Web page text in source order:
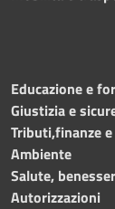
Educazione e
Giustizia e
Tributi,finanze
Ambiente
Salute,
Autorizzazioni